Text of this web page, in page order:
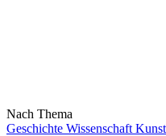
Nach Thema
Geschichte Wissenschaft Kunst